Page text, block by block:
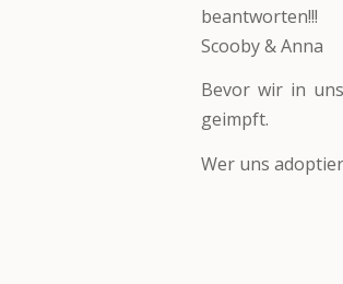
beantworten!!!
Scooby & Anna
Bevor wir in
geimpft.
Wer uns